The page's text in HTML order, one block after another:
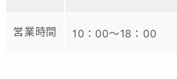
営業時間 10：00～18：00